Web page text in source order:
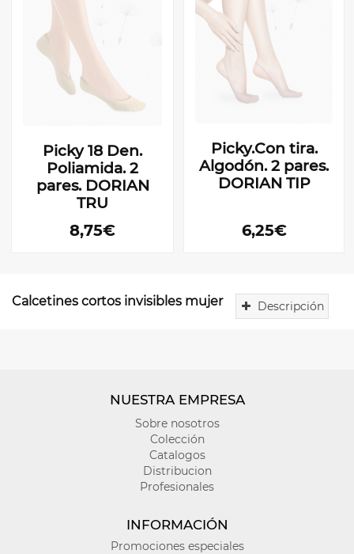
Descripción
Calcetines cortos invisibles mujer
Picky 18 Den.
Poliamida. 2
pares. DORIAN
TRU
8,75€
Picky.Con tira.
Algodón. 2 pares.
DORIAN TIP
6,25€
NUESTRA EMPRESA
Sobre nosotros
Colección
Catalogos
Distribucion
Profesionales
INFORMACIÓN
Promociones especiales